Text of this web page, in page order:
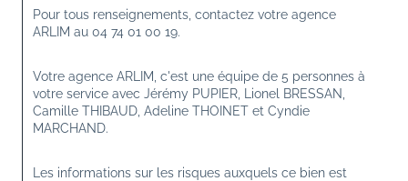
Pour tous renseignements, contactez votre agence
ARLIM au 04 74 01 00 19.
Votre agence ARLIM, c'est une équipe de 5 personnes à
votre service avec Jérémy PUPIER, Lionel BRESSAN,
Camille THIBAUD, Adeline THOINET et Cyndie
MARCHAND.
Les informations sur les risques auxquels ce bien est